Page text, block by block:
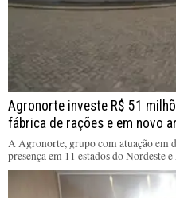
Agronorte investe R$ 51
fábrica de rações e em novo
A Agronorte, grupo com atuação em
presença em 11 estados do Nordeste